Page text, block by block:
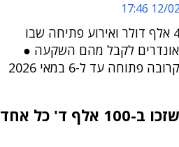
12/02/
שלושה מסלולים, זכייה ב-400 אלף דולר ואירוע פתיחה שבו
לקבל מהם השקעה ●
עד ל-6 במאי 2026
מיהם הסטארט-אפים שזכו ב-100 אלף ד' כל אחד